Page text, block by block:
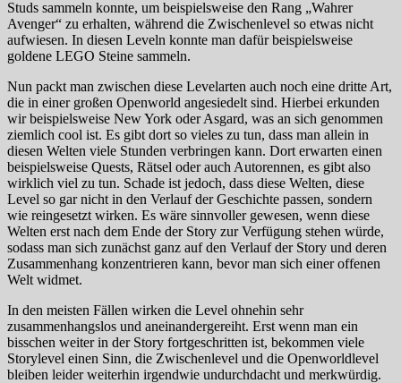
Studs sammeln konnte, um beispielsweise den Rang „Wahrer
Avenger“ zu erhalten, während die Zwischenlevel so etwas nicht
aufwiesen. In diesen Leveln konnte man dafür beispielsweise
goldene LEGO Steine sammeln.
Nun packt man zwischen diese Levelarten auch noch eine dritte Art,
die in einer großen Openworld angesiedelt sind. Hierbei erkunden
wir beispielsweise New York oder Asgard, was an sich genommen
ziemlich cool ist. Es gibt dort so vieles zu tun, dass man allein in
diesen Welten viele Stunden verbringen kann. Dort erwarten einen
beispielsweise Quests, Rätsel oder auch Autorennen, es gibt also
wirklich viel zu tun. Schade ist jedoch, dass diese Welten, diese
Level so gar nicht in den Verlauf der Geschichte passen, sondern
wie reingesetzt wirken. Es wäre sinnvoller gewesen, wenn diese
Welten erst nach dem Ende der Story zur Verfügung stehen würde,
sodass man sich zunächst ganz auf den Verlauf der Story und deren
Zusammenhang konzentrieren kann, bevor man sich einer offenen
Welt widmet.
In den meisten Fällen wirken die Level ohnehin sehr
zusammenhangslos und aneinandergereiht. Erst wenn man ein
bisschen weiter in der Story fortgeschritten ist, bekommen viele
Storylevel einen Sinn, die Zwischenlevel und die Openworldlevel
bleiben leider weiterhin irgendwie undurchdacht und merkwürdig.